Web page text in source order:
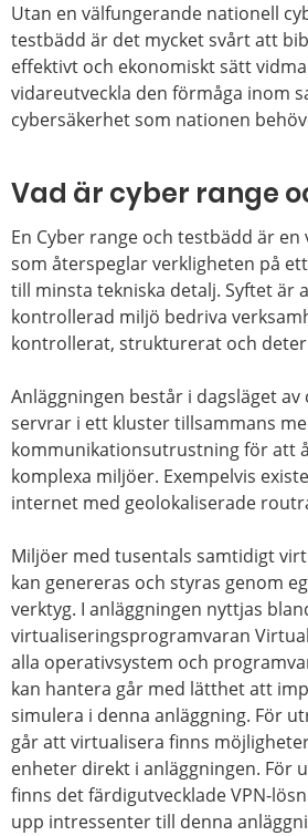
Utan en välfungerande nationell
testbädd är det mycket svårt att
effektivt och ekonomiskt sätt
vidareutveckla den förmåga inom
cybersäkerhet som nationen
Vad är cyber range
En Cyber range och testbädd är
som återspeglar verkligheten på
till minsta tekniska detalj. Syftet är
kontrollerad miljö bedriva
kontrollerat, strukturerat och
Anläggningen består i dagsläget av
servrar i ett kluster tillsammans
kommunikationsutrustning för att
komplexa miljöer. Exempelvis
internet med geolokaliserade
Miljöer med tusentals samtidigt
kan genereras och styras genom
verktyg. I anläggningen nyttjas
virtualiseringsprogramvaran
alla operativsystem och
kan hantera går med lätthet att
simulera i denna anläggning. För
går att virtualisera finns
enheter direkt i anläggningen. För
finns det färdigutvecklade VPN-
upp intressenter till denna